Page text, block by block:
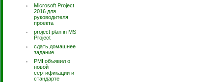
Microsoft Project
2016 для
руководителя
проекта
project plan in MS
Project
сдать домашнее
задание
PMI объявил о
новой
сертификации и
стандарте